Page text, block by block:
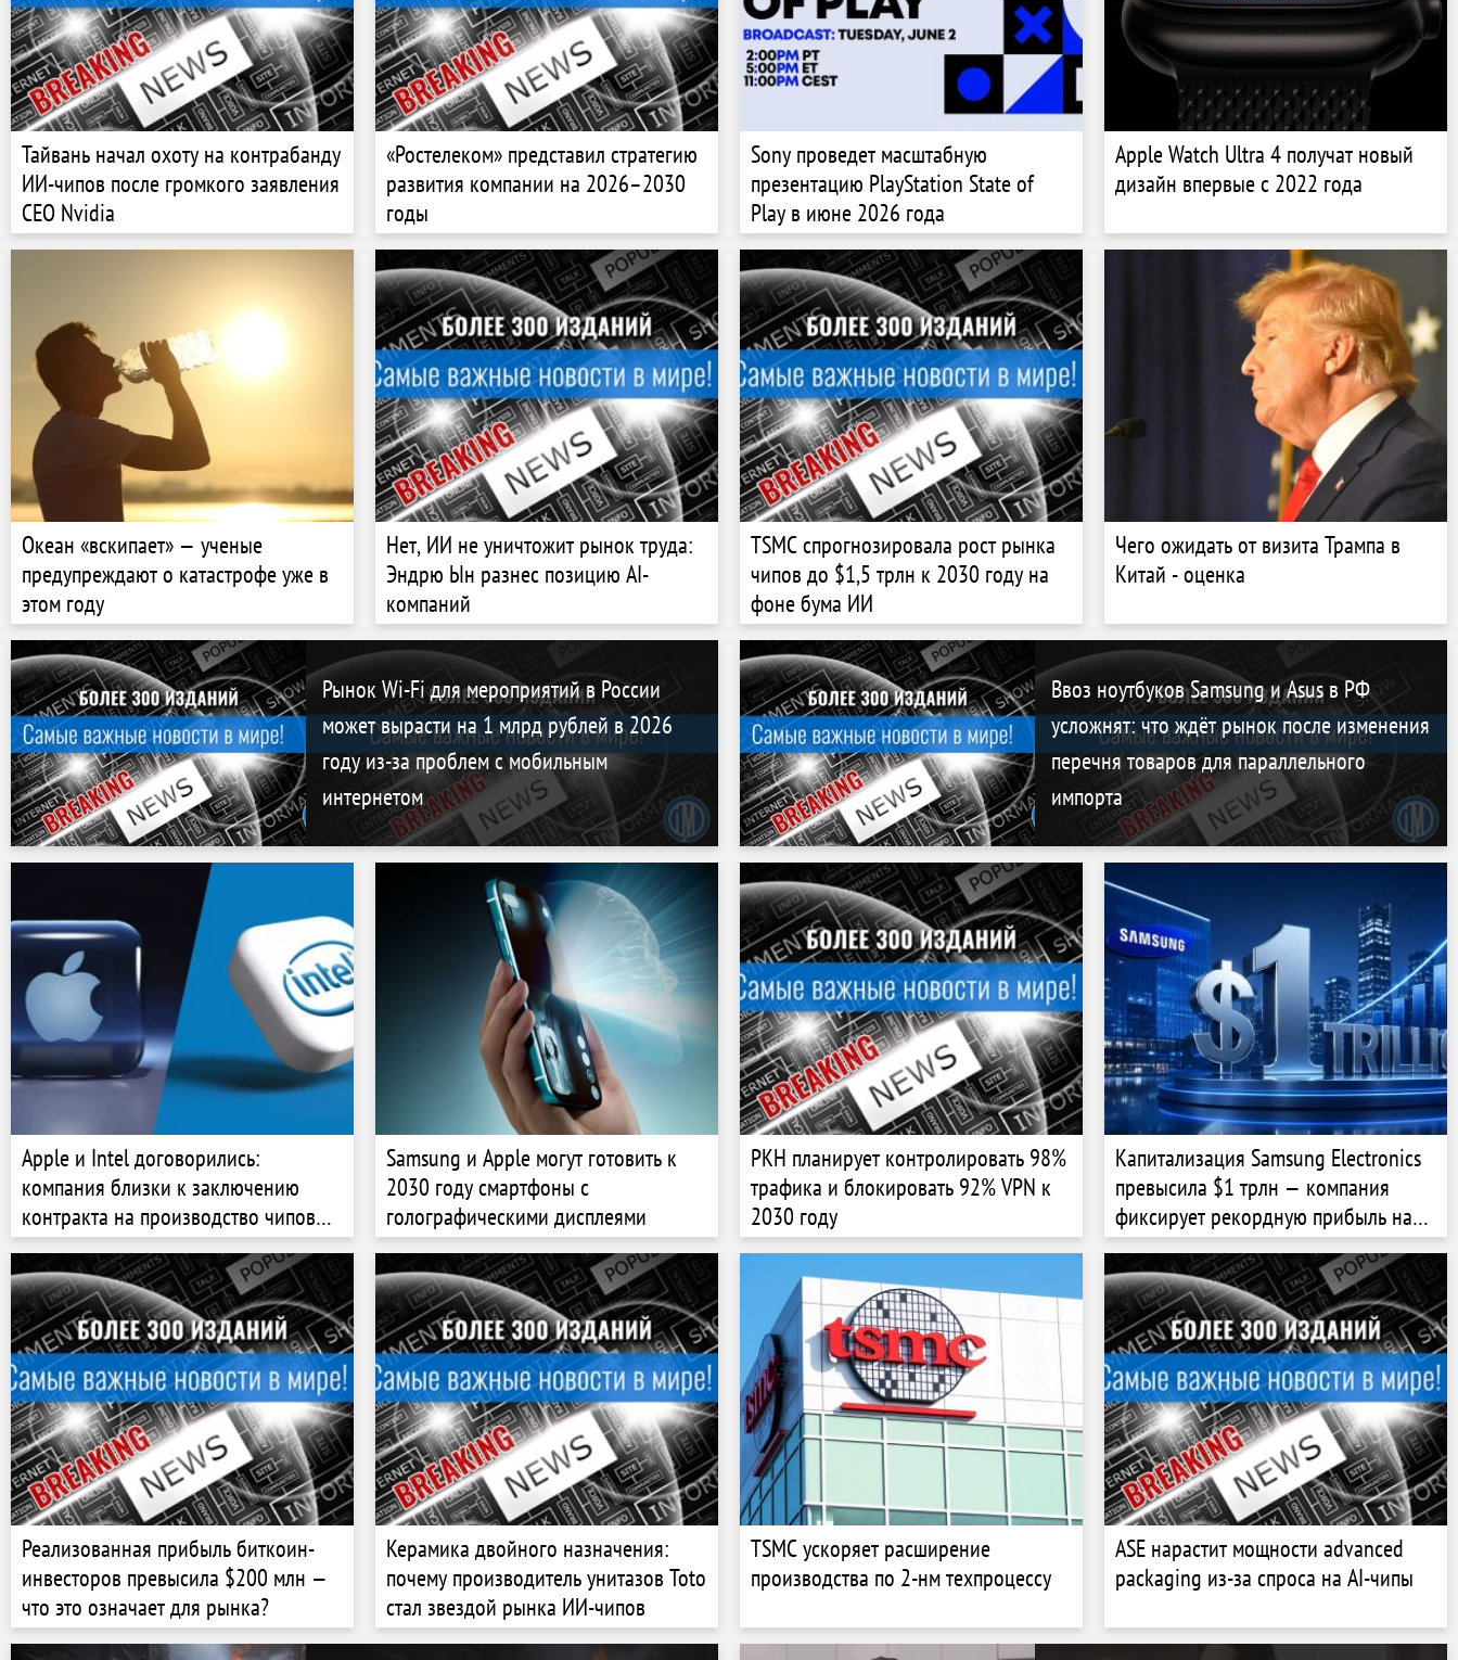
Тайвань начал охоту на контрабанду
ИИ-чипов после громкого заявления
CEO Nvidia
«Ростелеком» представил стратегию
развития компании на 2026–2030
годы
Sony проведет масштабную
презентацию PlayStation State of
Play в июне 2026 года
Apple Watch Ultra 4 получат новый
дизайн впервые с 2022 года
Океан «вскипает» — ученые
предупреждают о катастрофе уже в
этом году
Нет, ИИ не уничтожит рынок труда:
Эндрю Ын разнес позицию AI-
компаний
TSMC спрогнозировала рост рынка
чипов до $1,5 трлн к 2030 году на
фоне бума ИИ
Чего ожидать от визита Трампа в
Китай - оценка
Рынок Wi-Fi для мероприятий в России
может вырасти на 1 млрд рублей в 2026
году из-за проблем с мобильным
интернетом
Ввоз ноутбуков Samsung и Asus в РФ
усложнят: что ждёт рынок после изменения
перечня товаров для параллельного
импорта
Apple и Intel договорились:
компания близки к заключению
контракта на производство чипов
для iPhone, Mac и iPad
Samsung и Apple могут готовить к
2030 году смартфоны с
голографическими дисплеями
РКН планирует контролировать 98%
трафика и блокировать 92% VPN к
2030 году
Капитализация Samsung Electronics
превысила $1 трлн — компания
фиксирует рекордную прибыль на
фоне ажиотажа вокруг чипов памяти
Реализованная прибыль биткоин-
инвесторов превысила $200 млн —
что это означает для рынка?
Керамика двойного назначения:
почему производитель унитазов Toto
стал звездой рынка ИИ-чипов
TSMC ускоряет расширение
производства по 2-нм техпроцессу
ASE нарастит мощности advanced
packaging из-за спроса на AI-чипы